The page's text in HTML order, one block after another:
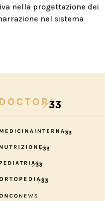
nella progettazione dei
nel sistema